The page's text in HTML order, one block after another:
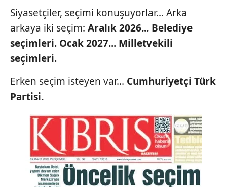
Siyasetçiler, seçimi konuşuyorlar... Arka
arkaya iki seçim: Aralık 2026... Belediye
seçimleri. Ocak2027... Milletvekili
seçimleri.
Erken seçim isteyen var... Cumhuriyetçi Türk
Partisi.